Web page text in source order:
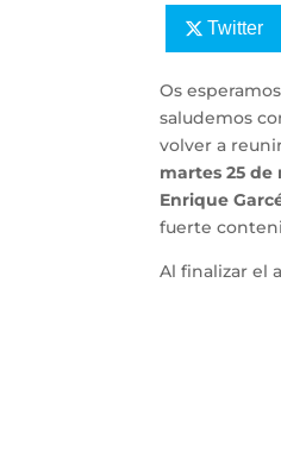
Twitter
Os
saludemos
volver a
martes 25 de
Enrique
fuerte
Al finalizar el